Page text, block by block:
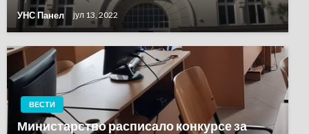
УНС Панел јул 13, 2022
ВЕСТИ
Министарство расписало конкурсе за